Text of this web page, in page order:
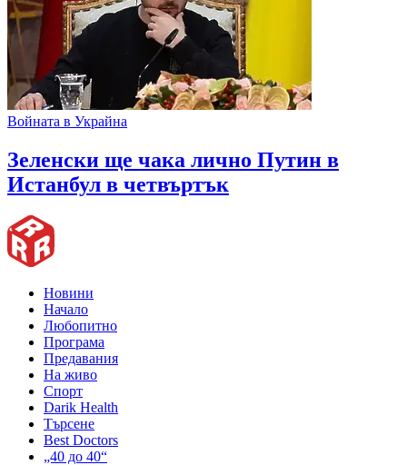
Войната в Украйна
Зеленски ще чака лично Путин в
Истанбул в четвъртък
Новини
Начало
Любопитно
Програма
Предавания
На живо
Спорт
Darik Health
Търсене
Best Doctors
„40 до 40“